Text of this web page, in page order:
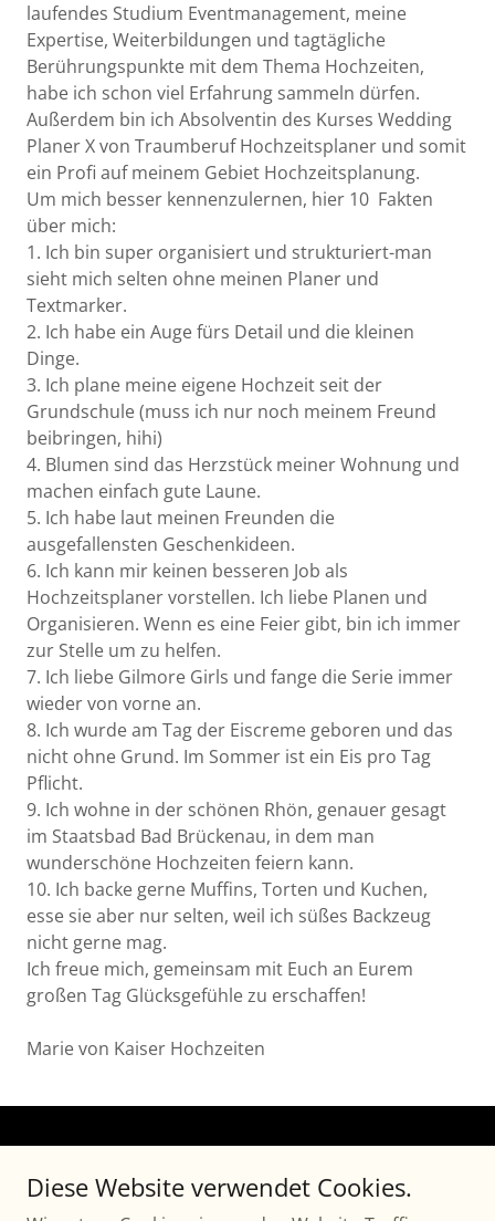
laufendes Studium Eventmanagement, meine
Expertise, Weiterbildungen und tagtägliche
Berührungspunkte mit dem Thema Hochzeiten,
habe ich schon viel Erfahrung sammeln dürfen.
Außerdem bin ich Absolventin des Kurses Wedding
Planer X von Traumberuf Hochzeitsplaner und somit
ein Profi auf meinem Gebiet Hochzeitsplanung.
Um mich besser kennenzulernen, hier 10 Fakten
über mich:
1. Ich bin super organisiert und strukturiert-man
sieht mich selten ohne meinen Planer und
Textmarker.
2. Ich habe ein Auge fürs Detail und die kleinen
Dinge.
3. Ich plane meine eigene Hochzeit seit der
Grundschule (muss ich nur noch meinem Freund
beibringen, hihi)
4. Blumen sind das Herzstück meiner Wohnung und
machen einfach gute Laune.
5. Ich habe laut meinen Freunden die
ausgefallensten Geschenkideen.
6. Ich kann mir keinen besseren Job als
Hochzeitsplaner vorstellen. Ich liebe Planen und
Organisieren. Wenn es eine Feier gibt, bin ich immer
zur Stelle um zu helfen.
7. Ich liebe Gilmore Girls und fange die Serie immer
wieder von vorne an.
8. Ich wurde am Tag der Eiscreme geboren und das
nicht ohne Grund. Im Sommer ist ein Eis pro Tag
Pflicht.
9. Ich wohne in der schönen Rhön, genauer gesagt
im Staatsbad Bad Brückenau, in dem man
wunderschöne Hochzeiten feiern kann.
10. Ich backe gerne Muffins, Torten und Kuchen,
esse sie aber nur selten, weil ich süßes Backzeug
nicht gerne mag.
Ich freue mich, gemeinsam mit Euch an Eurem
großen Tag Glücksgefühle zu erschaffen!
Marie von Kaiser Hochzeiten
Marie Samer – Alle Rechte vorbehalten.
Diese Website verwendet Cookies.